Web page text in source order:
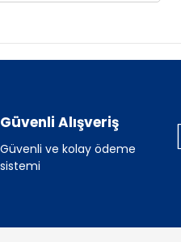
Güvenli Alışveriş
Güvenli ve kolay ödeme
sistemi